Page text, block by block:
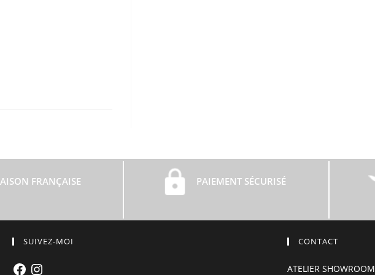
FRANÇAISE PAIEMENT SÉCURISÉ
SUIVEZ-MOI
FacebookInstagram
CONTACT
ATELIER SHOWROOM